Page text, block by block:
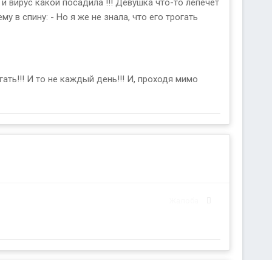
вирус какой посадила !!! Девушка что-то лепечет
в спину: - Но я же не знала, что его трогать
И то не каждый день!!! И, проходя мимо